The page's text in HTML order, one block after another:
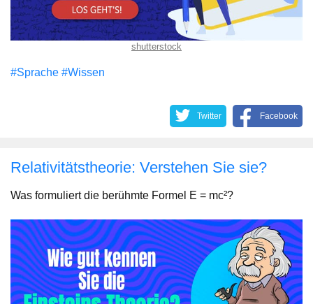
shutterstock
#Sprache #Wissen
Twitter Facebook
Relativitätstheorie: Verstehen Sie sie?
Was formuliert die berühmte Formel E = mc²?